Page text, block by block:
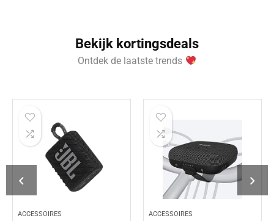
Bekijk kortingsdeals
Ontdek de laatste trends
ACCESSOIRES ACCESSOIRES